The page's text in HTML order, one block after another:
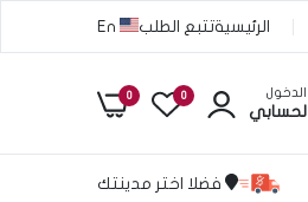
الرئيسيةتتبع الطلب En
الدخول
لحسابي
0
0
فضلا اختر مدينتك